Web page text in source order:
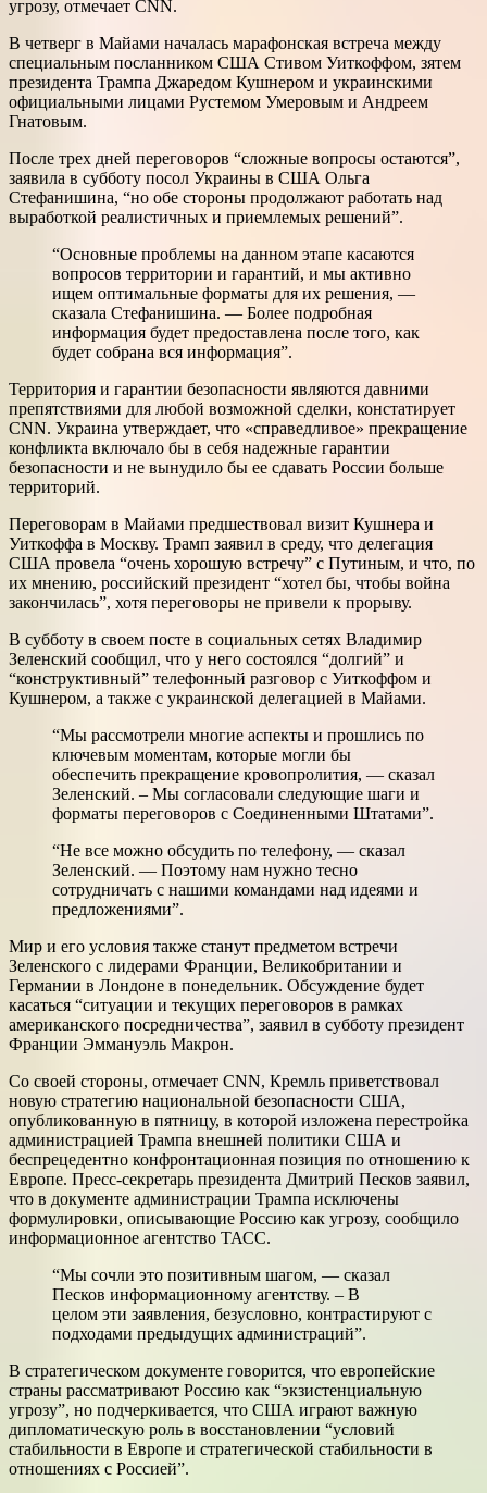
угрозу, отмечает CNN.
В четверг в Майами началась марафонская встреча между
специальным посланником США Стивом Уиткоффом, зятем
президента Трампа Джаредом Кушнером и украинскими
официальными лицами Рустемом Умеровым и Андреем
Гнатовым.
После трех дней переговоров “сложные вопросы остаются”,
заявила в субботу посол Украины в США Ольга
Стефанишина, “но обе стороны продолжают работать над
выработкой реалистичных и приемлемых решений”.
“Основные проблемы на данном этапе касаются
вопросов территории и гарантий, и мы активно
ищем оптимальные форматы для их решения, —
сказала Стефанишина. — Более подробная
информация будет предоставлена после того, как
будет собрана вся информация”.
Территория и гарантии безопасности являются давними
препятствиями для любой возможной сделки, констатирует
CNN. Украина утверждает, что «справедливое» прекращение
конфликта включало бы в себя надежные гарантии
безопасности и не вынудило бы ее сдавать России больше
территорий.
Переговорам в Майами предшествовал визит Кушнера и
Уиткоффа в Москву. Трамп заявил в среду, что делегация
США провела “очень хорошую встречу” с Путиным, и что, по
их мнению, российский президент “хотел бы, чтобы война
закончилась”, хотя переговоры не привели к прорыву.
В субботу в своем посте в социальных сетях Владимир
Зеленский сообщил, что у него состоялся “долгий” и
“конструктивный” телефонный разговор с Уиткоффом и
Кушнером, а также с украинской делегацией в Майами.
“Мы рассмотрели многие аспекты и прошлись по
ключевым моментам, которые могли бы
обеспечить прекращение кровопролития, — сказал
Зеленский. – Мы согласовали следующие шаги и
форматы переговоров с Соединенными Штатами”.
“Не все можно обсудить по телефону, — сказал
Зеленский. — Поэтому нам нужно тесно
сотрудничать с нашими командами над идеями и
предложениями”.
Мир и его условия также станут предметом встречи
Зеленского с лидерами Франции, Великобритании и
Германии в Лондоне в понедельник. Обсуждение будет
касаться “ситуации и текущих переговоров в рамках
американского посредничества”, заявил в субботу президент
Франции Эммануэль Макрон.
Со своей стороны, отмечает CNN, Кремль приветствовал
новую стратегию национальной безопасности США,
опубликованную в пятницу, в которой изложена перестройка
администрацией Трампа внешней политики США и
беспрецедентно конфронтационная позиция по отношению к
Европе. Пресс-секретарь президента Дмитрий Песков заявил,
что в документе администрации Трампа исключены
формулировки, описывающие Россию как угрозу, сообщило
информационное агентство ТАСС.
“Мы сочли это позитивным шагом, — сказал
Песков информационному агентству. – В
целом эти заявления, безусловно, контрастируют с
подходами предыдущих администраций”.
В стратегическом документе говорится, что европейские
страны рассматривают Россию как “экзистенциальную
угрозу”, но подчеркивается, что США играют важную
дипломатическую роль в восстановлении “условий
стабильности в Европе и стратегической стабильности в
отношениях с Россией”.